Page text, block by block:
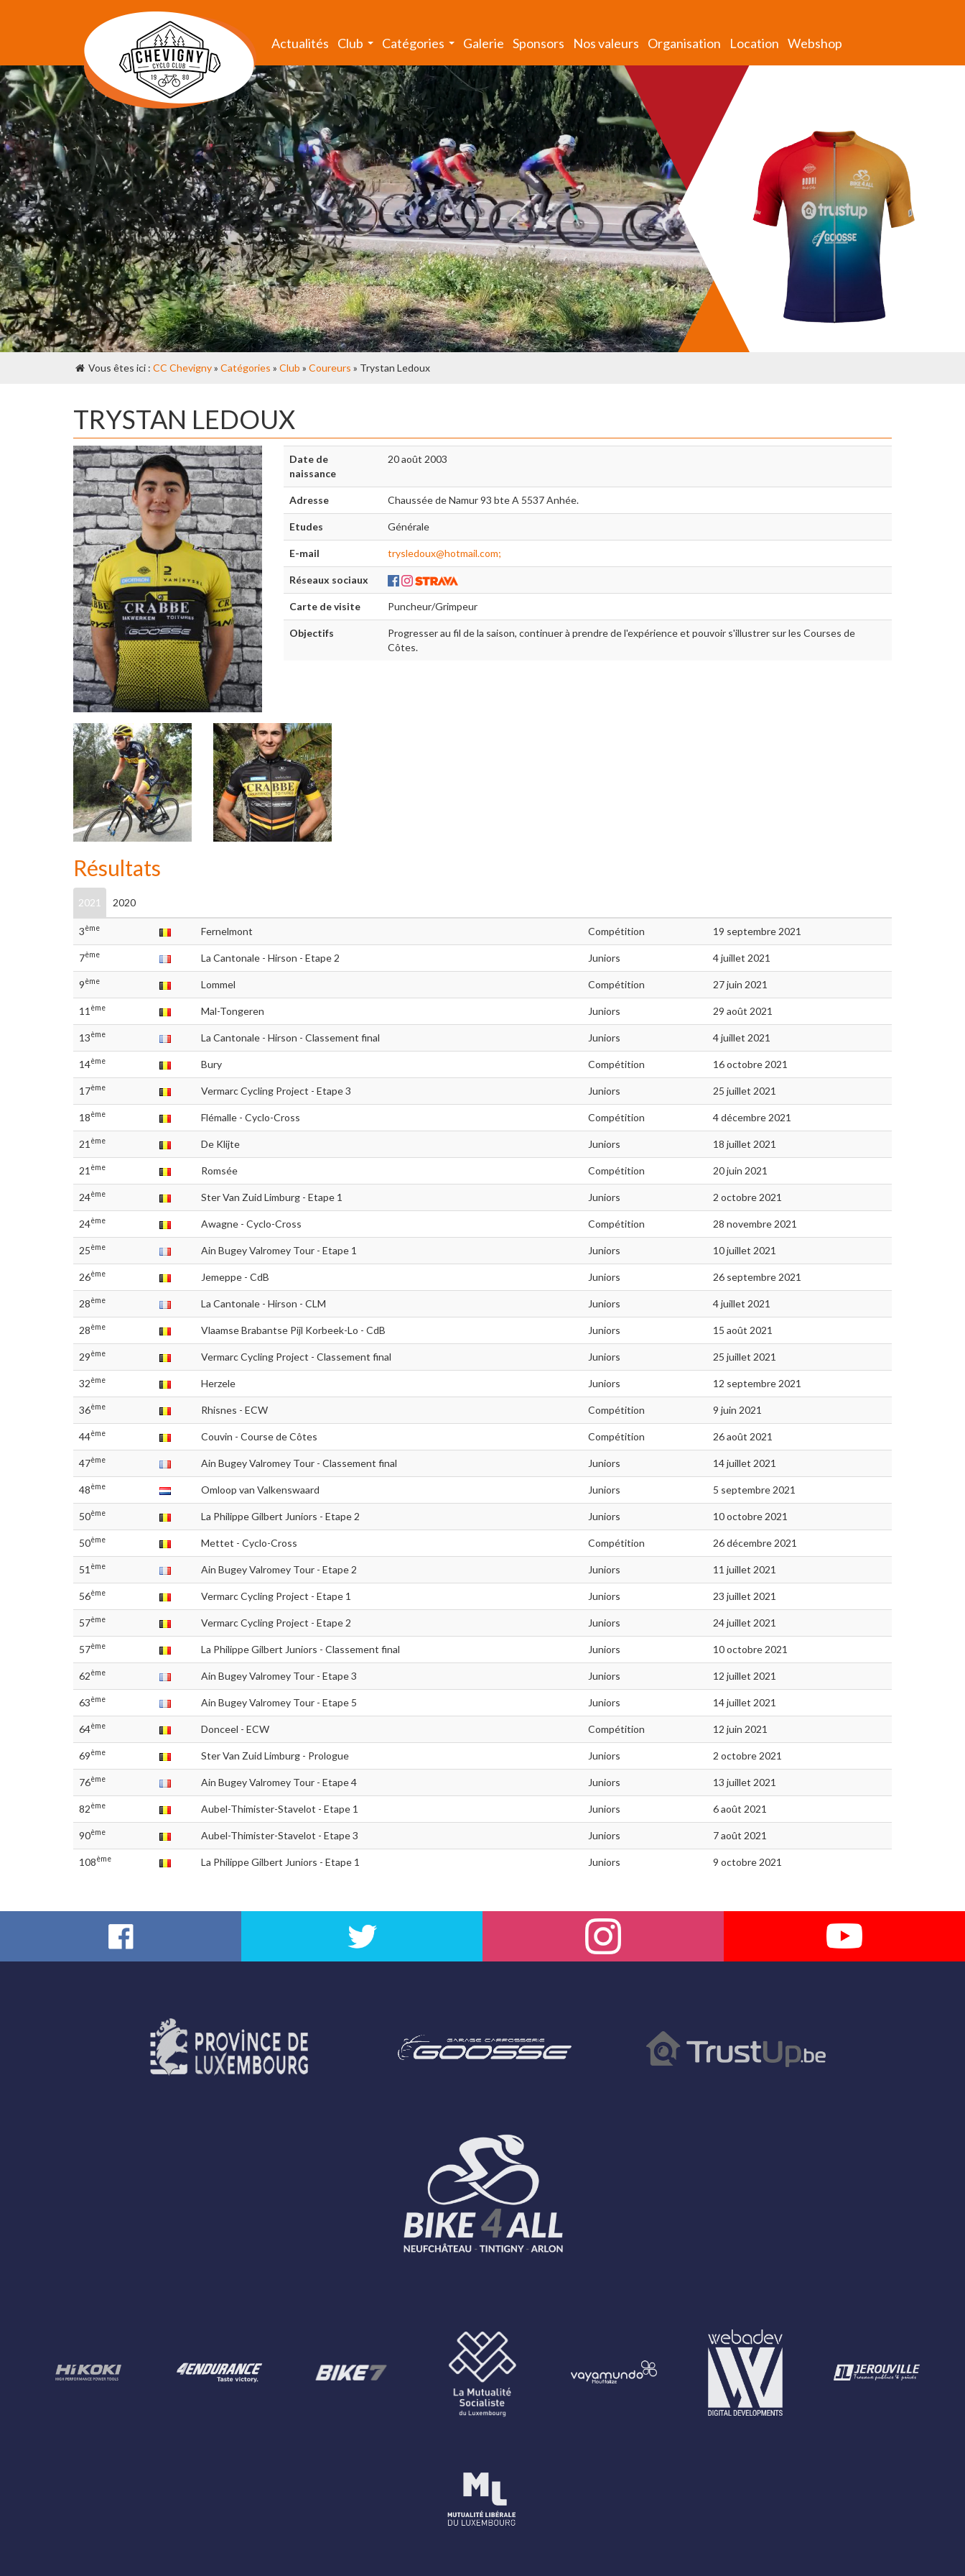
Actualités Club Catégories Galerie Sponsors Nos valeurs Organisation Location Webshop
Vous êtes ici : CC Chevigny» Catégories » Club » Coureurs » Trystan Ledoux
TRYSTAN LEDOUX
Date de
naissance
20 août 2003
Adresse Chaussée de Namur 93 bte A 5537 Anhée.
Etudes Générale
E-mail trysledoux@hotmail.com;
Réseaux sociaux
Carte de visite Puncheur/Grimpeur
Objectifs
Progresser au fil de la saison, continuer à prendre de l'expérience et pouvoir s'illustrer sur les Courses de
Côtes.
Résultats
2021 2020
3ème Fernelmont Compétition 19 septembre 2021
7ème La Cantonale - Hirson - Etape 2 Juniors 4 juillet 2021
9ème Lommel Compétition 27 juin 2021
11 ème Mal-Tongeren Juniors 29 août 2021
13ème La Cantonale - Hirson - Classement final Juniors 4 juillet 2021
14ème Bury Compétition 16 octobre 2021
17ème Vermarc Cycling Project - Etape 3 Juniors 25 juillet 2021
18ème Flémalle - Cyclo-Cross Compétition 4 décembre 2021
21 ème De Klijte Juniors 18 juillet 2021
21 ème Romsée Compétition 20 juin 2021
24ème Ster Van Zuid Limburg - Etape 1 Juniors 2 octobre 2021
24ème Awagne - Cyclo-Cross Compétition 28 novembre 2021
25ème Ain Bugey Valromey Tour - Etape 1 Juniors 10 juillet 2021
26ème Jemeppe - CdB Juniors 26 septembre 2021
28ème La Cantonale - Hirson - CLM Juniors 4 juillet 2021
28ème Vlaamse Brabantse Pijl Korbeek-Lo - CdB Juniors 15 août 2021
29ème Vermarc Cycling Project - Classement final Juniors 25 juillet 2021
32ème Herzele Juniors 12 septembre 2021
36ème Rhisnes - ECW Compétition 9 juin 2021
44ème Couvin - Course de Côtes Compétition 26 août 2021
47ème Ain Bugey Valromey Tour - Classement final Juniors 14 juillet 2021
48ème Omloop van Valkenswaard Juniors 5 septembre 2021
50ème La Philippe Gilbert Juniors - Etape 2 Juniors 10 octobre 2021
50ème Mettet - Cyclo-Cross Compétition 26 décembre 2021
51 ème Ain Bugey Valromey Tour - Etape 2 Juniors 11 juillet 2021
56ème Vermarc Cycling Project - Etape 1 Juniors 23 juillet 2021
57ème Vermarc Cycling Project - Etape 2 Juniors 24 juillet 2021
57ème La Philippe Gilbert Juniors - Classement final Juniors 10 octobre 2021
62ème Ain Bugey Valromey Tour - Etape 3 Juniors 12 juillet 2021
63ème Ain Bugey Valromey Tour - Etape 5 Juniors 14 juillet 2021
64ème Donceel - ECW Compétition 12 juin 2021
69ème Ster Van Zuid Limburg - Prologue Juniors 2 octobre 2021
76ème Ain Bugey Valromey Tour - Etape 4 Juniors 13 juillet 2021
82ème Aubel-Thimister-Stavelot - Etape 1 Juniors 6 août 2021
90ème Aubel-Thimister-Stavelot - Etape 3 Juniors 7 août 2021
108ème La Philippe Gilbert Juniors - Etape 1 Juniors 9 octobre 2021